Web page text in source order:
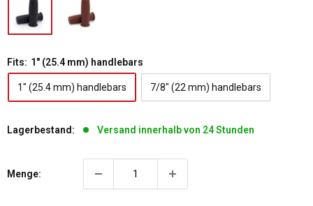
Fits: 1" (25.4 mm) handlebars
1" (25.4 mm) handlebars 7/8" (22 mm) handlebars
Lagerbestand: Versand innerhalb von 24 Stunden
Menge: